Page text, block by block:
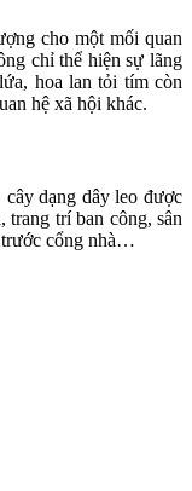
cho một mối quan
chỉ thể hiện sự lãng
hoa lan tỏi tím còn
hệ xã hội khác.
dạng dây leo được
trang trí ban công, sân
cổng nhà…